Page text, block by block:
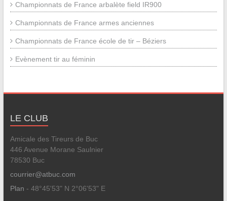
Championnats de France arbalète field IR900
Championnats de France armes anciennes
Championnats de France école de tir – Béziers
Evènement tir au féminin
LE CLUB
Amicale des Tireurs de Buc
446 Avenue Morane Saulnier
78530 Buc
courrier@atbuc.com
Plan - 48°45'53" N 2°06'53" E